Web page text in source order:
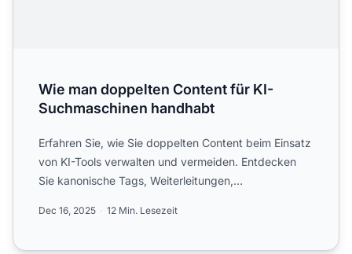
Wie man doppelten Content für KI-
Suchmaschinen handhabt
Erfahren Sie, wie Sie doppelten Content beim Einsatz
von KI-Tools verwalten und vermeiden. Entdecken
Sie kanonische Tags, Weiterleitungen,
Dec 16, 2025 12 Min. Lesezeit